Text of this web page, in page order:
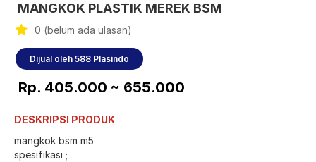
MANGKOK PLASTIK MEREK BSM
0 (belum ada ulasan)
Dijual oleh 588 Plasindo
Rp. 405.000 ~ 655.000
DESKRIPSI PRODUK
mangkok bsm m5
spesifikasi ;